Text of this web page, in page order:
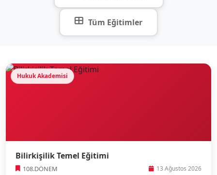
Tüm Eğitimler
Hukuk Akademisi
Bilirkişilik Temel Eğitimi
108.DÖNEM 13 Ağustos 2026